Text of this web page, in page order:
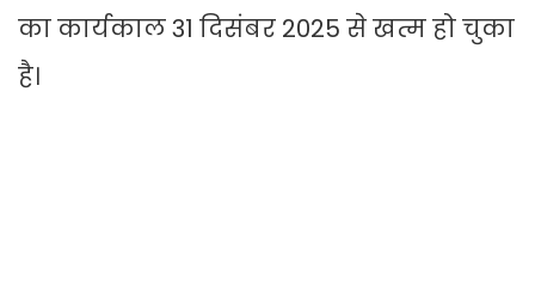
का कार्यकाल 31 दिसंबर 2025 से खत्म हो चुका
है।